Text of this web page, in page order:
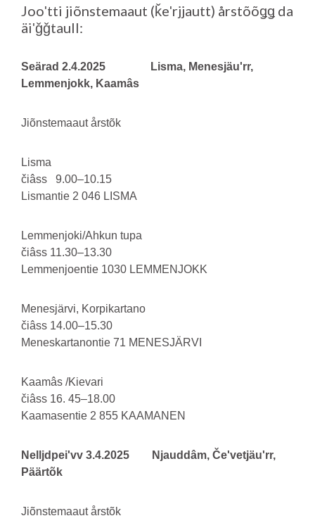
Jooʹtti jiõnstemaaut (ǩeʹrjjautt) årstõõǥǥ da
äiʹǧǧtaull:
Seärad 2.4.2025 Lisma, Menesjäuʹrr,
Lemmenjokk, Kaamâs
Jiõnstemaaut årstõk
Lisma
čiâss 9.00–10.15
Lismantie 2 046 LISMA
Lemmenjoki/Ahkun tupa
čiâss 11.30–13.30
Lemmenjoentie 1030 LEMMENJOKK
Menesjärvi, Korpikartano
čiâss 14.00–15.30
Meneskartanontie 71 MENESJÄRVI
Kaamâs /Kievari
čiâss 16. 45–18.00
Kaamasentie 2 855 KAAMANEN
Nelljdpeiʹvv 3.4.2025 Njauddâm, Čeʹvetjäuʹrr,
Päärtõk
Jiõnstemaaut årstõk